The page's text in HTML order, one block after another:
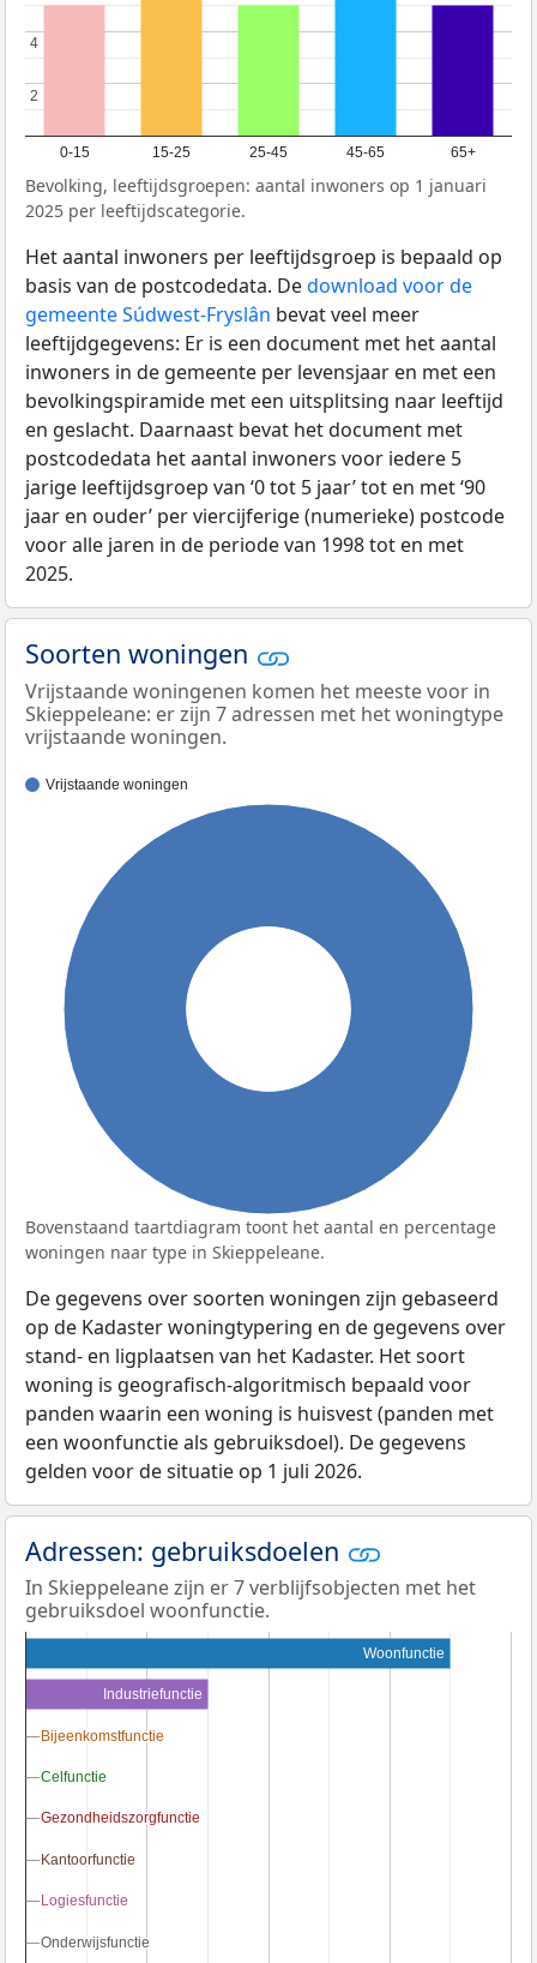
0-15 15-25 25-45 45-65 65+
2
2
4
4
Bevolking, leeftijdsgroepen: aantal inwoners op 1 januari
2025 per leeftijdscategorie.
Het aantal inwoners per leeftijdsgroep is bepaald op
basis van de postcodedata. Dedownload voor de
gemeente Súdwest-Fryslân bevat veel meer
leeftijdgegevens: Er is een document met het aantal
inwoners in de gemeente per levensjaar en met een
bevolkingspiramide met een uitsplitsing naar leeftijd
en geslacht. Daarnaast bevat het document met
postcodedata het aantal inwoners voor iedere 5
jarige leeftijdsgroep van ‘0 tot 5 jaar’ tot en met ‘90
jaar en ouder’ per viercijferige (numerieke) postcode
voor alle jaren in de periode van 1998 tot en met
2025.
Soorten woningen
Vrijstaande woningenen komen het meeste voor in
Skieppeleane: er zijn 7 adressen met het woningtype
vrijstaande woningen.
Vrijstaande woningen
Bovenstaand taartdiagram toont het aantal en percentage
woningen naar type in Skieppeleane.
De gegevens over soorten woningen zijn gebaseerd
op de Kadaster woningtypering en de gegevens over
stand- en ligplaatsen van het Kadaster. Het soort
woning is geografisch-algoritmisch bepaald voor
panden waarin een woning is huisvest (panden met
een woonfunctie als gebruiksdoel). De gegevens
gelden voor de situatie op 1 juli 2026.
Adressen: gebruiksdoelen
In Skieppeleane zijn er 7 verblijfsobjecten met het
gebruiksdoel woonfunctie.
Woonfunctie
Industriefunctie
Bijeenkomstfunctie
Bijeenkomstfunctie
Celfunctie
Celfunctie
Gezondheidszorgfunctie
Gezondheidszorgfunctie
Kantoorfunctie
Kantoorfunctie
Logiesfunctie
Logiesfunctie
Onderwijsfunctie
Onderwijsfunctie